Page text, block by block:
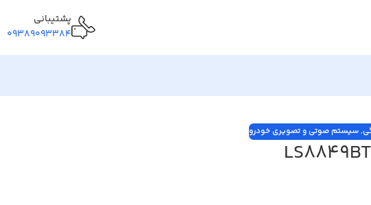
پشتیبانی
09389093384
,سیستم صوتی و تصویری خودرو